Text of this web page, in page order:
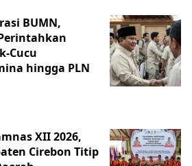
BUMN,
Cucu
hingga PLN
XII 2026,
Cirebon Titip